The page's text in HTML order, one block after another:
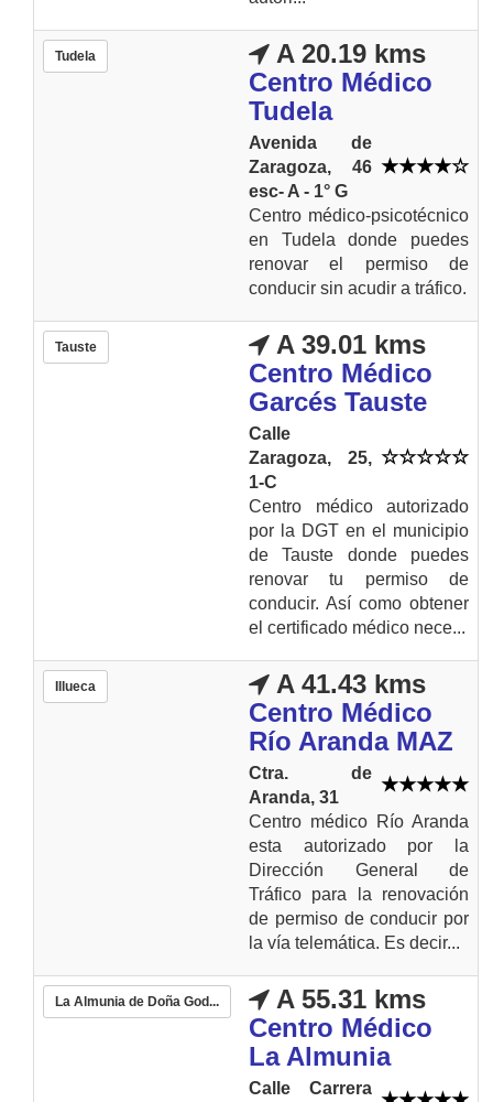
Tudela
A 20.19 kms
Centro Médico
Tudela
Avenida de
Zaragoza, 46
esc- A - 1° G
Centro médico-psicotécnico
en Tudela donde puedes
renovar el permiso de
conducir sin acudir a tráfico.
Tauste
A 39.01 kms
Centro Médico
Garcés Tauste
Calle
Zaragoza, 25,
1-C
Centro médico autorizado
por la DGT en el municipio
de Tauste donde puedes
renovar tu permiso de
conducir. Así como obtener
el certificado médico nece...
Illueca
A 41.43 kms
Centro Médico
Río Aranda MAZ
Ctra. de
Aranda, 31
Centro médico Río Aranda
esta autorizado por la
Dirección General de
Tráfico para la renovación
de permiso de conducir por
la vía telemática. Es decir...
La Almunia de Doña God...
A 55.31 kms
Centro Médico
La Almunia
Calle Carrera